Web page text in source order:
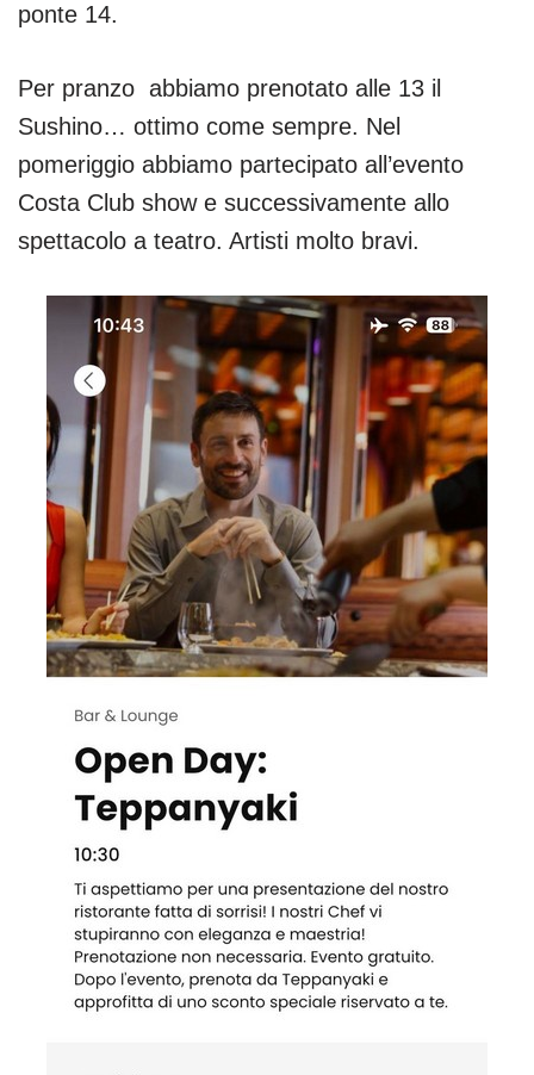
ponte 14.
Per pranzo abbiamo prenotato alle 13 il
Sushino… ottimo come sempre. Nel
pomeriggio abbiamo partecipato all’evento
Costa Club show e successivamente allo
spettacolo a teatro. Artisti molto bravi.